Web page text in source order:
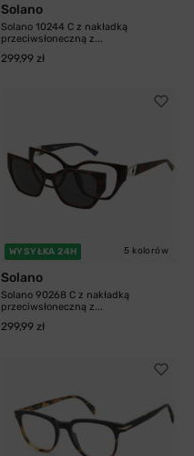
Solano
Solano 10244 C z nakładką
przeciwsłoneczną z...
299,99 zł
WYSYŁKA 24H 5 kolorów
Solano
Solano 90268 C z nakładką
przeciwsłoneczną z...
299,99 zł